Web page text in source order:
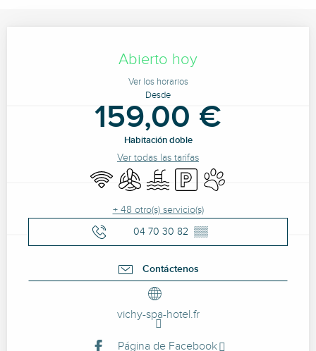
Abierto hoy
Ver los horarios
Desde
159,00 €
Habitación doble
Ver todas las tarifas
Wifi Aire Acondicionado
PiscinaAparcamiento
Se aceptan animales
+ 48 otro(s) servicio(s)
04 70 30 82 ▒▒
Contáctenos
vichy-spa-hotel.fr
Página de Facebook